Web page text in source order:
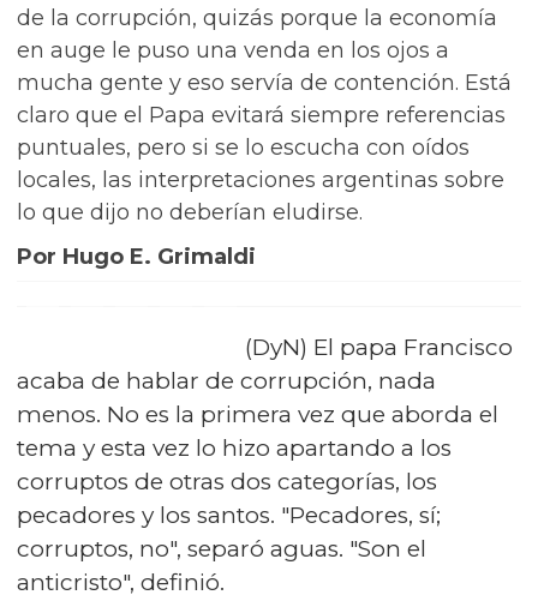
de la corrupción, quizás porque la economía
en auge le puso una venda en los ojos a
mucha gente y eso servía de contención. Está
claro que el Papa evitará siempre referencias
puntuales, pero si se lo escucha con oídos
locales, las interpretaciones argentinas sobre
lo que dijo no deberían eludirse.
Por Hugo E. Grimaldi
(DyN) El papa Francisco
acaba de hablar de corrupción, nada
menos. No es la primera vez que aborda el
tema y esta vez lo hizo apartando a los
corruptos de otras dos categorías, los
pecadores y los santos. "Pecadores, sí;
corruptos, no", separó aguas. "Son el
anticristo", definió.